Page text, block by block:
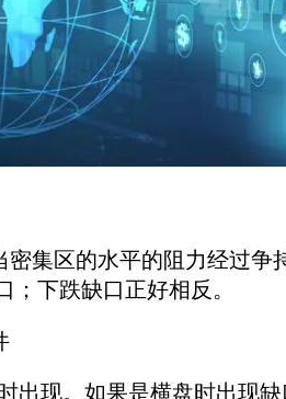
集区的水平的阻力经过争
；下跌缺口正好相反。
现。如果是横盘时出现缺